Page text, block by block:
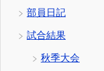
部員日記
試合結果
秋季大会